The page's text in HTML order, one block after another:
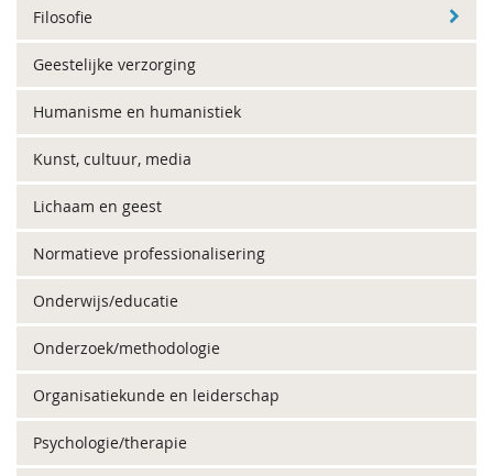
Filosofie
Geestelijke verzorging
Humanisme en humanistiek
Kunst, cultuur, media
Lichaam en geest
Normatieve professionalisering
Onderwijs/educatie
Onderzoek/methodologie
Organisatiekunde en leiderschap
Psychologie/therapie